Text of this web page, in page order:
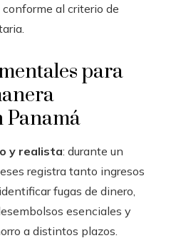
al criterio de
para
Panamá
y realista: durante un
registra tanto ingresos
fugas de dinero,
esenciales y
a distintos plazos.